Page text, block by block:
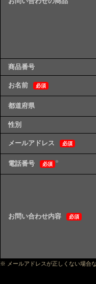
商品番号
お名前 必須
都道府県
性別
メールアドレス 必須
電話番号 必須 ※
お問い合わせ内容 必須
※ メールアドレスが正しくない場合